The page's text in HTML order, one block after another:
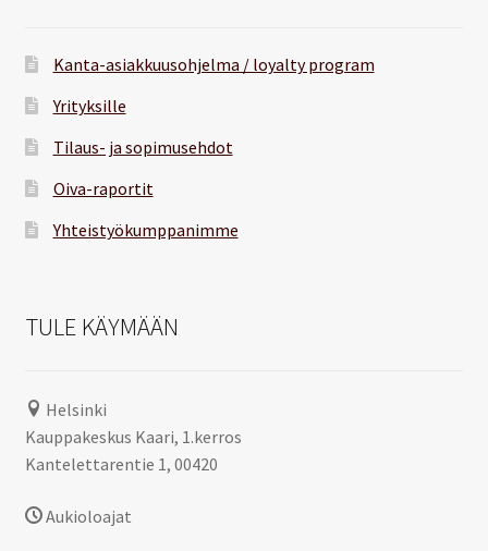
Kanta-asiakkuusohjelma / loyalty program
Yrityksille
Tilaus- ja sopimusehdot
Oiva-raportit
Yhteistyökumppanimme
TULE KÄYMÄÄN
Helsinki
Kauppakeskus Kaari, 1.kerros
Kantelettarentie 1, 00420
Aukioloajat